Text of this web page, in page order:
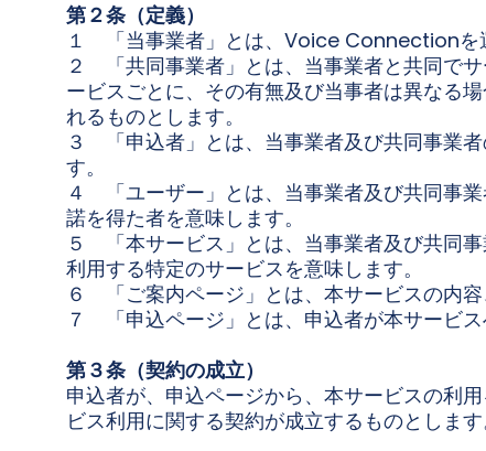
第２条（定義）
１ 「当事業者」とは、Voice Connectionを
２ 「共同事業者」とは、当事業者と共同で
ービスごとに、その有無及び当事者は異なる
れるものとします。
３ 「申込者」とは、当事業者及び共同事業
す。
４ 「ユーザー」とは、当事業者及び共同事
諾を得た者を意味します。
５ 「本サービス」とは、当事業者及び共同
利用する特定のサービスを意味します。
６ 「ご案内ページ」とは、本サービスの内容
７ 「申込ページ」とは、申込者が本サービス
第３条（契約の成立）
申込者が、申込ページから、本サービスの利
ビス利用に関する契約が成立するものとします